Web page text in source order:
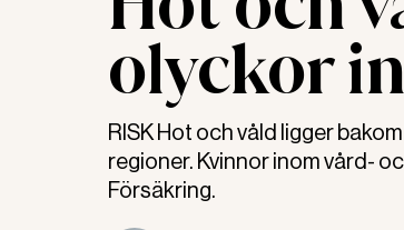
olyckor
RISK Hot och våld ligger
regioner. Kvinnor inom vård-
Försäkring.